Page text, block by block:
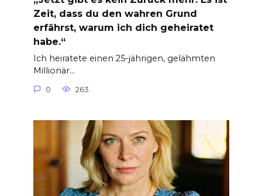
Zeit, dass du den wahren Grund
erfährst, warum ich dich geheiratet
habe.“
Ich heiratete einen 25-jährigen, gelähmten
Millionär…
0 263